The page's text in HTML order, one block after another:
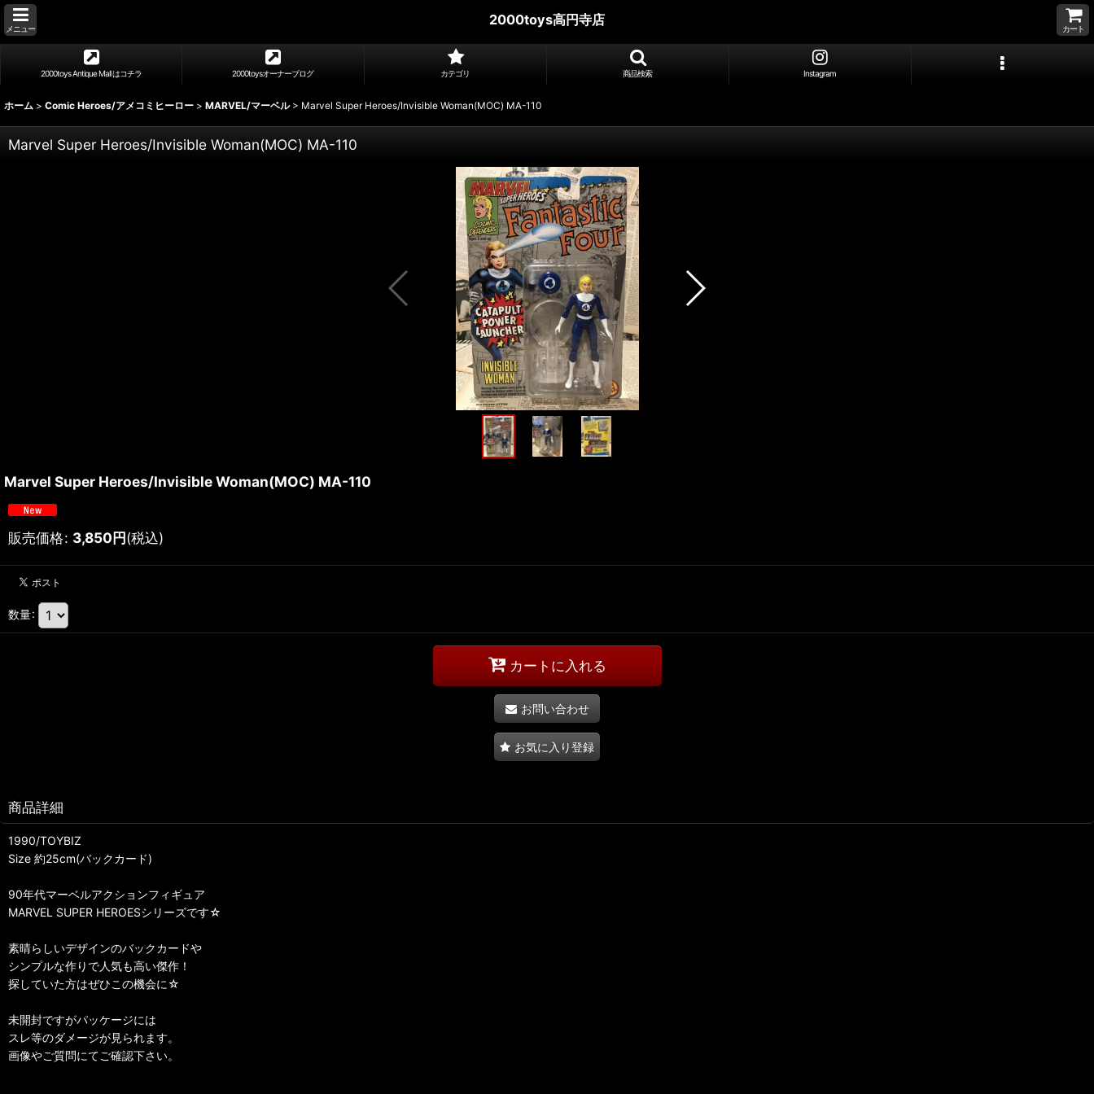
メニュー
2000toys高円寺店
カート
2000toys Antique Mall はコチラ 2000toysオーナーブログ カテゴリ 商品検索 Instagram
ホーム > Comic Heroes/アメコミヒーロー > MARVEL/マーベル > Marvel Super Heroes/Invisible Woman(MOC) MA-110
Marvel Super Heroes/Invisible Woman(MOC) MA-110
Marvel Super Heroes/Invisible Woman(MOC) MA-110
販売価格: 3,850円(税込)
数量:
カートに入れる
お問い合わせ
お気に入り登録
商品詳細
1990/TOYBIZ
Size 約25cm(バックカード)
90年代マーベルアクションフィギュア
MARVEL SUPER HEROESシリーズです☆
素晴らしいデザインのバックカードや
シンプルな作りで人気も高い傑作！
探していた方はぜひこの機会に☆
未開封ですがパッケージには
スレ等のダメージが見られます。
画像やご質問にてご確認下さい。